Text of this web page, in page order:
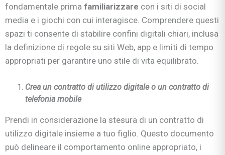
fondamentale prima familiarizzare con i siti di social
media e i giochi con cui interagisce. Comprendere questi
spazi ti consente di stabilire confini digitali chiari, inclusa
la definizione di regole su siti Web, app e limiti di tempo
appropriati per garantire uno stile di vita equilibrato.
Crea un contratto di utilizzo digitale o un contratto di
telefonia mobile
Prendi in considerazione la stesura di un contratto di
utilizzo digitale insieme a tuo figlio. Questo documento
può delineare il comportamento online appropriato, i